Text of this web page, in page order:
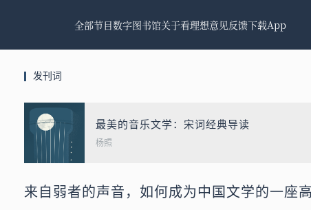
全部节目数字图书馆关于看理想意见反馈下载App
发刊词
最美的音乐文学：宋词经典导读
杨照
来自弱者的声音，如何成为中国文学的一座高